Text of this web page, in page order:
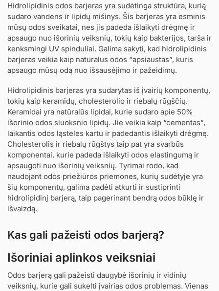
Hidrolipidinis odos barjeras yra sudėtinga struktūra, kurią
sudaro vandens ir lipidų mišinys. Šis barjeras yra esminis
mūsų odos sveikatai, nes jis padeda išlaikyti drėgmę ir
apsaugo nuo išorinių veiksnių, tokių kaip bakterijos, tarša ir
kenksmingi UV spinduliai. Galima sakyti, kad hidrolipidinis
barjeras veikia kaip natūralus odos “apsiaustas”, kuris
apsaugo mūsų odą nuo išsausėjimo ir pažeidimų.
Hidrolipidinis barjeras yra sudarytas iš įvairių komponentų,
tokių kaip keramidų, cholesterolio ir riebalų rūgščių.
Keramidai yra natūralūs lipidai, kurie sudaro apie 50%
išorinio odos sluoksnio lipidų. Jie veikia kaip “cementas”,
laikantis odos ląsteles kartu ir padedantis išlaikyti drėgmę.
Cholesterolis ir riebalų rūgštys taip pat yra svarbūs
komponentai, kurie padeda išlaikyti odos elastingumą ir
apsaugoti nuo išorinių veiksnių. Tyrimai rodo, kad
naudojant odos priežiūros priemones, kurių sudėtyje yra
šių komponentų, galima padėti atkurti ir sustiprinti
hidrolipidinį barjerą, taip pagerinant bendrą odos būklę ir
išvaizdą.
Kas gali pažeisti odos barjerą?
Išoriniai aplinkos veiksniai
Odos barjerą gali pažeisti daugybė išorinių ir vidinių
veiksnių, kurie gali sukelti įvairias odos problemas. Vienas